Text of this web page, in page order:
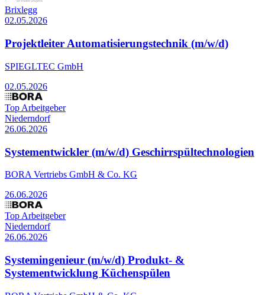
Brixlegg
02.05.2026
Projektleiter Automatisierungstechnik (m/w/d)
SPIEGLTEC GmbH
02.05.2026
Top Arbeitgeber
Niederndorf
26.06.2026
Systementwickler (m/w/d) Geschirrspültechnologien
BORA Vertriebs GmbH & Co. KG
26.06.2026
Top Arbeitgeber
Niederndorf
26.06.2026
Systemingenieur (m/w/d) Produkt- &
Systementwicklung Küchenspülen